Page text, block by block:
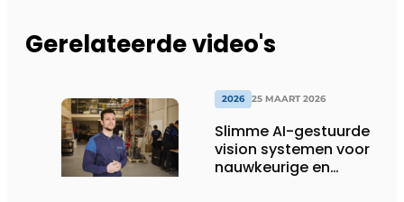
Gerelateerde video's
2026 25 MAART 2026
Slimme AI-gestuurde
vision systemen voor
nauwkeurige en